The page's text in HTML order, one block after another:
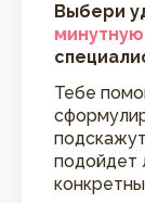
Выбери
Тебе
подойдет